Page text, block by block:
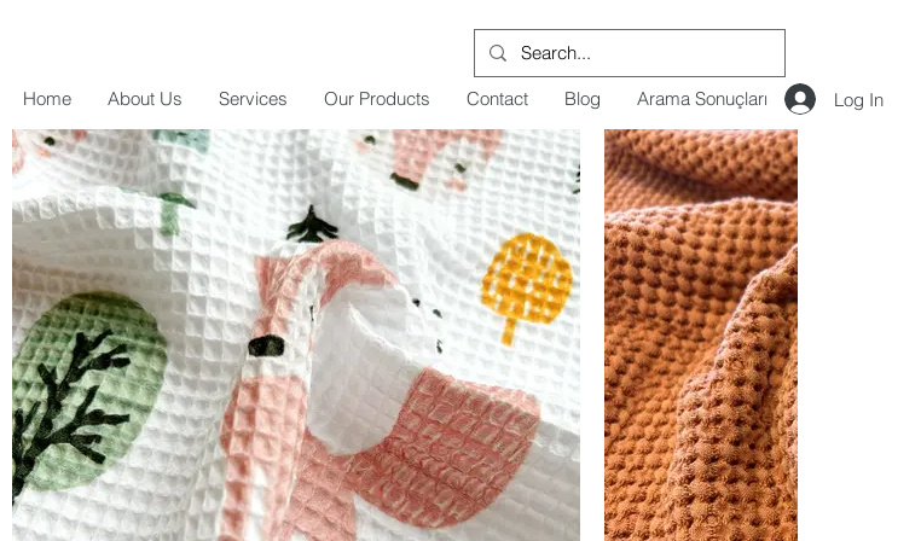
Home About Us Services Our Products Contact Blog Arama Sonuçları Log In